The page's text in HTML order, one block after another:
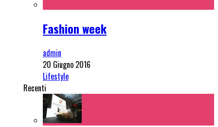
Fashion week
admin
20 Giugno 2016
Lifestyle
Recenti